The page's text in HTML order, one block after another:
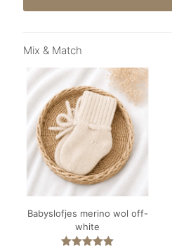
Mix & Match
Babyslofjes merino wol off-
white